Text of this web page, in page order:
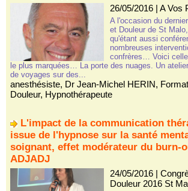
26/05/2016| A Vos
A l'occasion du
et Douleur de St
qu'étant aussi
nombreuses
confrères… Voici
le plus marquées… La porte des nuages. Un
de voyages sur des...
anesthésiste, Dr Jean-Michel HERIN,
Douleur, Hypnothérapeute
L'impact de la communication
issue de l'hypnose sur la santé
soignant, effet modérateur du burn-
ADJADJ
24/05/2016|
Douleur 2016 St